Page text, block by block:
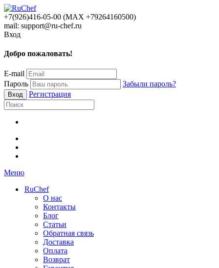
+7(926)416-05-00 (МАХ +79264160500)
mail: support@ru-chef.ru
Вход
Добро пожаловать!
E-mail
Пароль
Забыли пароль?
Регистрация
Меню
RuChef
О нас
Контакты
Блог
Статьи
Обратная связь
Доставка
Оплата
Возврат